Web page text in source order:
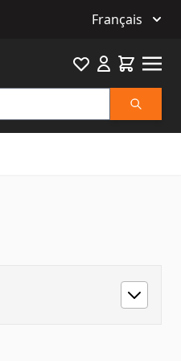
Français
FavouriteCart